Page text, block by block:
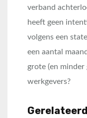
verband
heeft geen
volgens een
een aantal
grote (en minder
werkgevers?